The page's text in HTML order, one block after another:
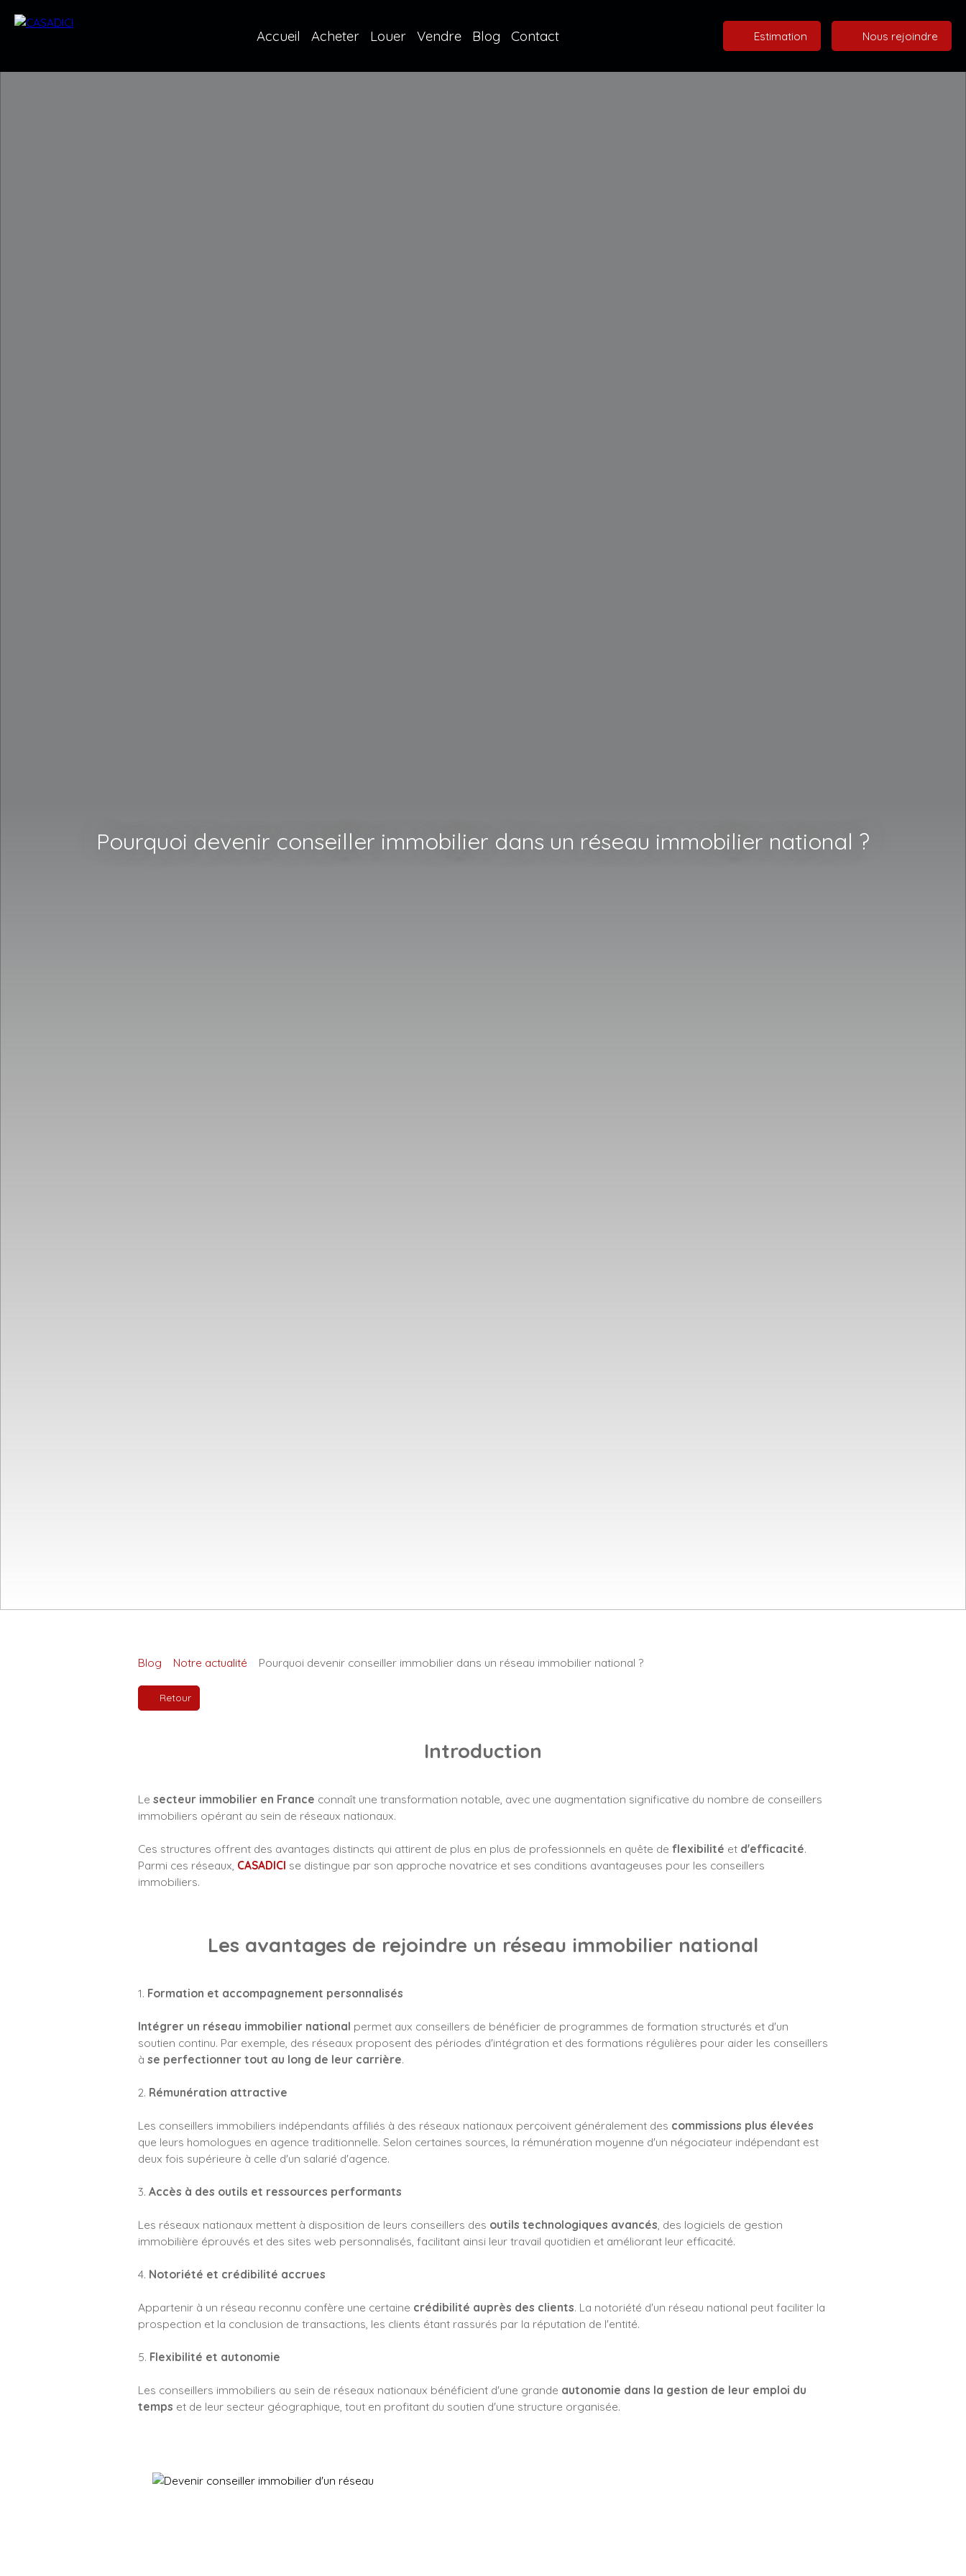
Accueil Acheter Louer Vendre Blog Contact Estimation Nous rejoindre
Pourquoi devenir conseiller immobilier dans un réseau immobilier national ?
Blog Notre actualité Pourquoi devenir conseiller immobilier dans un réseau immobilier national ?
Retour
Introduction
Le secteur immobilier en France connaît une transformation notable, avec une augmentation significative du nombre de conseillers
immobiliers opérant au sein de réseaux nationaux.
Ces structures offrent des avantages distincts qui attirent de plus en plus de professionnels en quête de flexibilité et d'efficacité.
Parmi ces réseaux, CASADICI se distingue par son approche novatrice et ses conditions avantageuses pour les conseillers
immobiliers.
Les avantages de rejoindre un réseau immobilier national
1. Formation et accompagnement personnalisés
Intégrer un réseau immobilier national permet aux conseillers de bénéficier de programmes de formation structurés et d'un
soutien continu. Par exemple, des réseaux proposent des périodes d'intégration et des formations régulières pour aider les conseillers
à se perfectionner tout au long de leur carrière.
2. Rémunération attractive
Les conseillers immobiliers indépendants affiliés à des réseaux nationaux perçoivent généralement des commissions plus élevées
que leurs homologues en agence traditionnelle. Selon certaines sources, la rémunération moyenne d'un négociateur indépendant est
deux fois supérieure à celle d'un salarié d'agence.
3. Accès à des outils et ressources performants
Les réseaux nationaux mettent à disposition de leurs conseillers des outils technologiques avancés , des logiciels de gestion
immobilière éprouvés et des sites web personnalisés, facilitant ainsi leur travail quotidien et améliorant leur efficacité.
4. Notoriété et crédibilité accrues
Appartenir à un réseau reconnu confère une certaine crédibilité auprès des clients. La notoriété d'un réseau national peut faciliter la
prospection et la conclusion de transactions, les clients étant rassurés par la réputation de l'entité.
5. Flexibilité et autonomie
Les conseillers immobiliers au sein de réseaux nationaux bénéficient d'une grande autonomie dans la gestion de leur emploi du
temps et de leur secteur géographique, tout en profitant du soutien d'une structure organisée.